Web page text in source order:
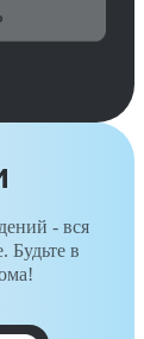
- вся
Будьте в